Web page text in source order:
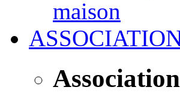
maison